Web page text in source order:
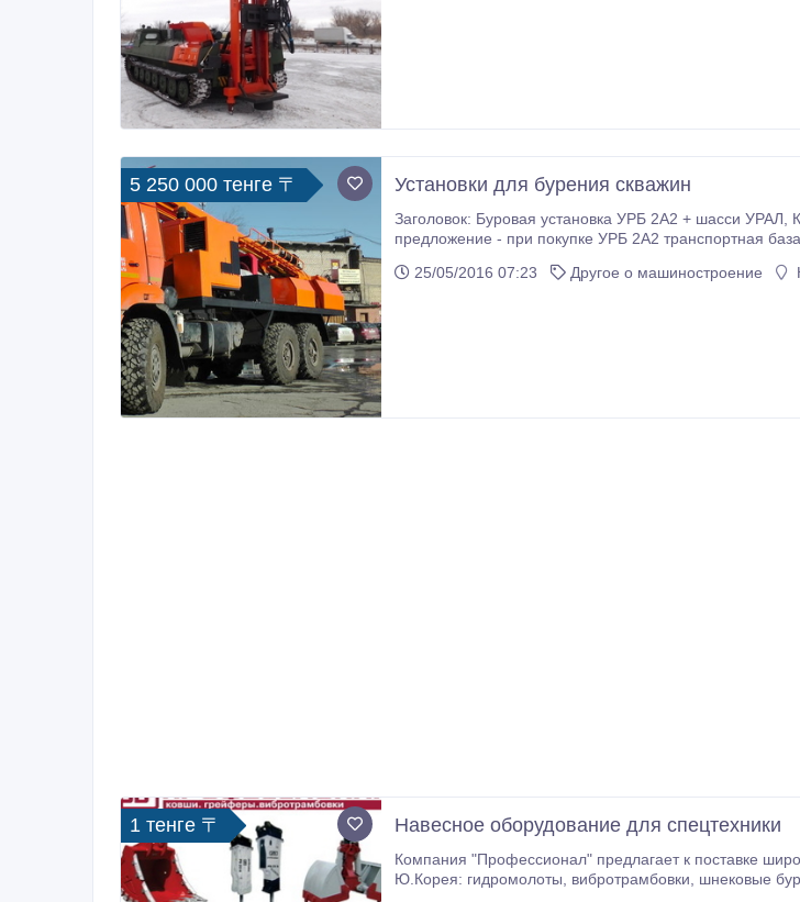
5 250 000 тенге 〒 Установки для бурения скважин
Заголовок: Буровая установка УРБ 2А2 + шаcси УРАЛ, КАМАЗ, ЗИЛ, МТЛБу цена: 1050 000 рублей Действует ограниченное
предложение - при покупке УРБ 2А2 транспортная база УРАЛ, ЗИЛ или КАМАЗ предоставляется в подарок!
25/05/2016 07:23
Другое о машиностроение
1 тенге 〒 Навесное оборудование для спецтехники
Компания "Профессионал" предлагает к поставке
Ю.Корея: гидромолоты, вибротрамбовки, шнековые буры, вибропогружатели, гидроножницы, мультипроцессоры. В наличии на